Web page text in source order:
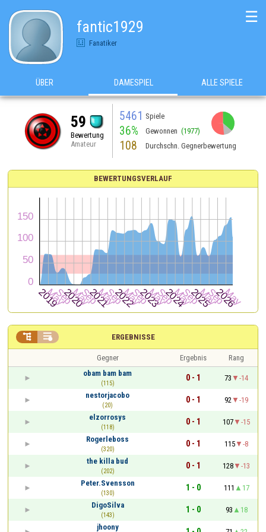
fantic1929
Fanatiker
☰
ÜBER DAMESPIEL ALLE SPIELE
59
Bewertung
Amateur
5461 Spiele
36% Gewonnen (1977)
108 Durchschn. Gegnerbewertung
BEWERTUNGSVERLAUF
ERGEBNISSE
 
Gegner Ergebnis
Rang
obam bam bam
(115)
0 - 1 73
-14
nestorjacobo
(20)
0 - 1 92
-19
elzorrosys
(118)
0 - 1 107
-15
Rogerleboss
(320)
0 - 1 115
-8
the killa bud
(202)
0 - 1 128
-13
Peter.Svensson
(130)
1 - 0 111
17
DigoSilva
(143)
1 - 0 93
18
jhoony